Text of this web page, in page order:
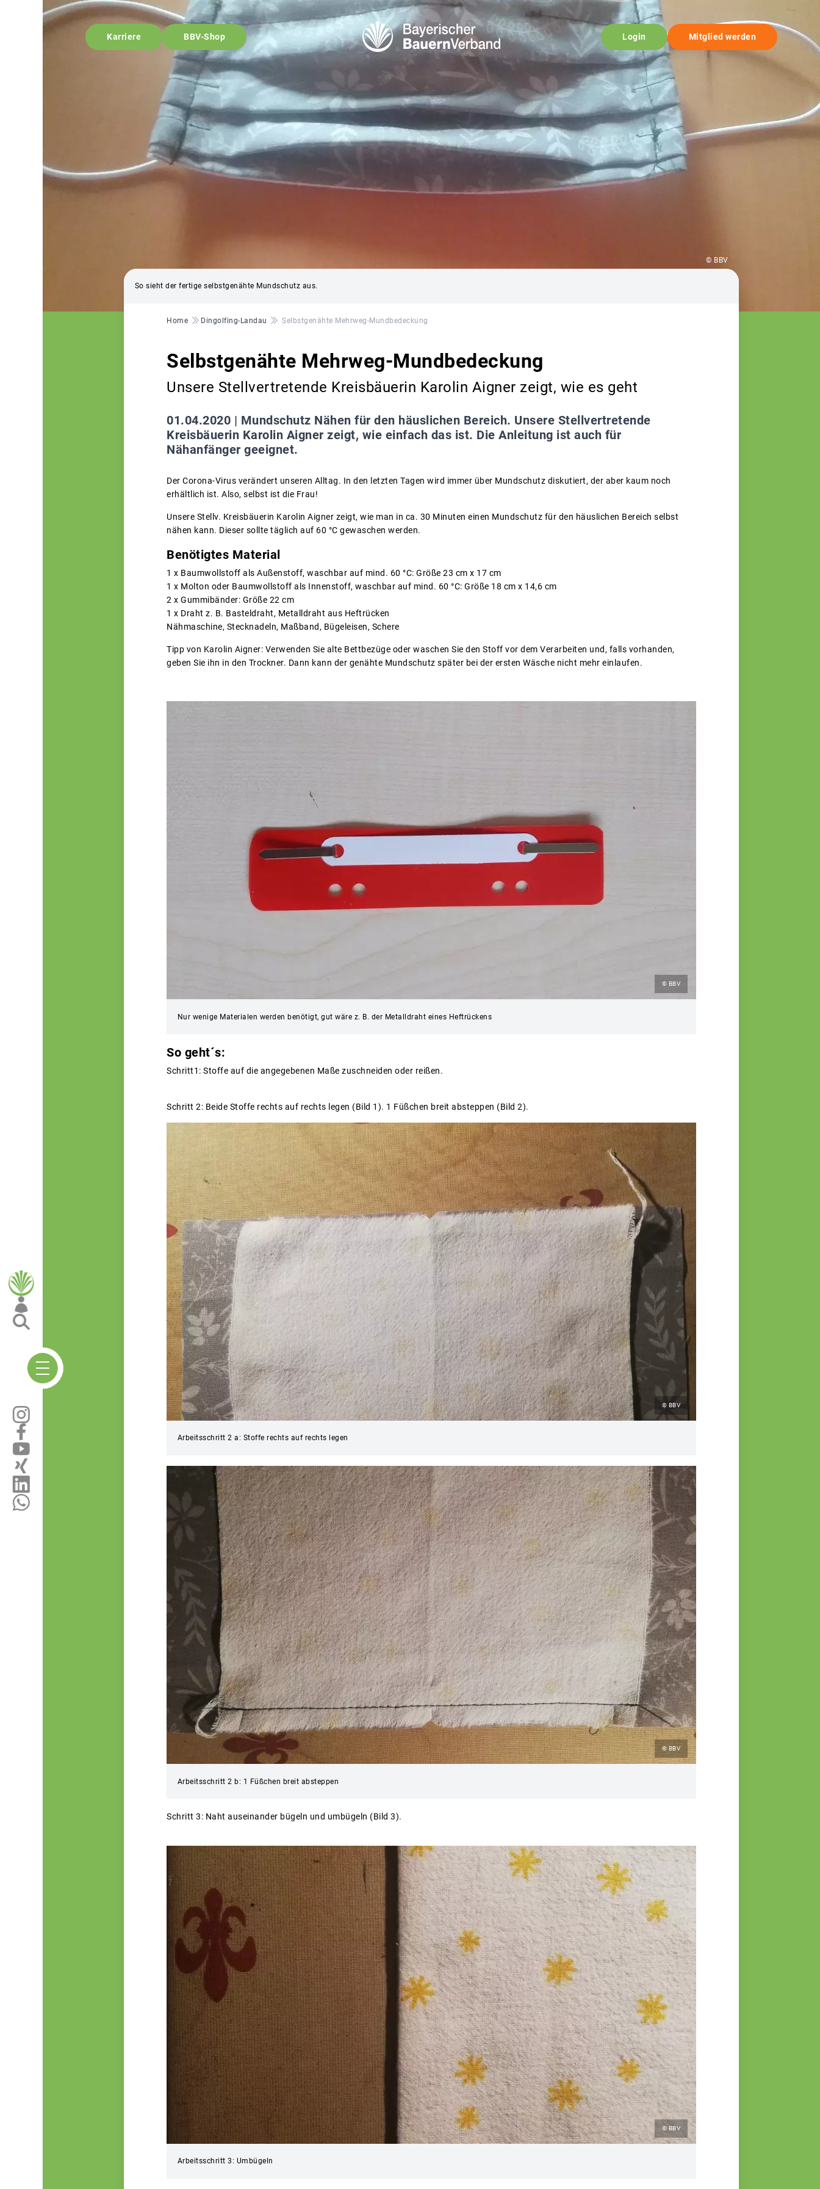
Karriere BBV-Shop Login Mitglied werden
© BBV
So sieht der fertige selbstgenähte Mundschutz aus.
Pfadnavigation
Home Dingolfing-Landau Selbstgenähte Mehrweg-Mundbedeckung
Selbstgenähte Mehrweg-Mundbedeckung
Unsere Stellvertretende Kreisbäuerin Karolin Aigner zeigt, wie es geht
01.04.2020 | Mundschutz Nähen für den häuslichen Bereich. Unsere Stellvertretende
Kreisbäuerin Karolin Aigner zeigt, wie einfach das ist. Die Anleitung ist auch für
Nähanfänger geeignet.
Der Corona-Virus verändert unseren Alltag. In den letzten Tagen wird immer über Mundschutz diskutiert, der aber kaum noch
erhältlich ist. Also, selbst ist die Frau!
Unsere Stellv. Kreisbäuerin Karolin Aigner zeigt, wie man in ca. 30 Minuten einen Mundschutz für den häuslichen Bereich selbst
nähen kann. Dieser sollte täglich auf 60 °C gewaschen werden.
Benötigtes Material
1 x Baumwollstoff als Außenstoff, waschbar auf mind. 60 °C: Größe 23 cm x 17 cm
1 x Molton oder Baumwollstoff als Innenstoff, waschbar auf mind. 60 °C: Größe 18 cm x 14,6 cm
2 x Gummibänder: Größe 22 cm
1 x Draht z. B. Basteldraht, Metalldraht aus Heftrücken
Nähmaschine, Stecknadeln, Maßband, Bügeleisen, Schere
Tipp von Karolin Aigner: Verwenden Sie alte Bettbezüge oder waschen Sie den Stoff vor dem Verarbeiten und, falls vorhanden,
geben Sie ihn in den Trockner. Dann kann der genähte Mundschutz später bei der ersten Wäsche nicht mehr einlaufen.
© BBV
Nur wenige Materialen werden benötigt, gut wäre z. B. der Metalldraht eines Heftrückens
So geht´s:
Schritt1: Stoffe auf die angegebenen Maße zuschneiden oder reißen.
Schritt 2: Beide Stoffe rechts auf rechts legen (Bild 1). 1 Füßchen breit absteppen (Bild 2).
© BBV
Arbeitsschritt 2 a: Stoffe rechts auf rechts legen
© BBV
Arbeitsschritt 2 b: 1 Füßchen breit absteppen
Schritt 3: Naht auseinander bügeln und umbügeln (Bild 3).
© BBV
Arbeitsschritt 3: Umbügeln